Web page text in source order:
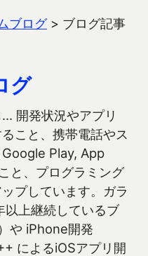
ブログ> ブログ記事
グ
開発状況やアプリ
こと、携帯電話やス
Google Play, App
と、プログラミング
プしています。ガラ
上継続しているブ
や iPhone開発
によるiOSアプリ開